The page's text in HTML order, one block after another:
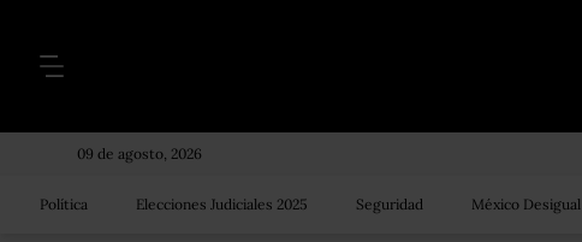
09 de agosto, 2026
Política Elecciones Judiciales 2025 Seguridad México Desigual